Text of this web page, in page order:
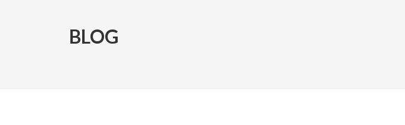
BLOG